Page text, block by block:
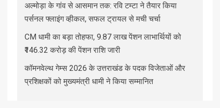
अल्मोड़ा के गांव से आसमान तक: रवि टम्टा ने तैयार किया
पर्सनल फ्लाइंग व्हीकल, सफल ट्रायल से मची चर्चा
CM धामी का बड़ा तोहफा, 9.87 लाख पेंशन लाभार्थियों को
₹146.32 करोड़ की पेंशन राशि जारी
कॉमनवेल्थ गेम्स 2026 के उत्तराखंड के पदक विजेताओं और
प्रशिक्षकों को मुख्यमंत्री धामी ने किया सम्मानित